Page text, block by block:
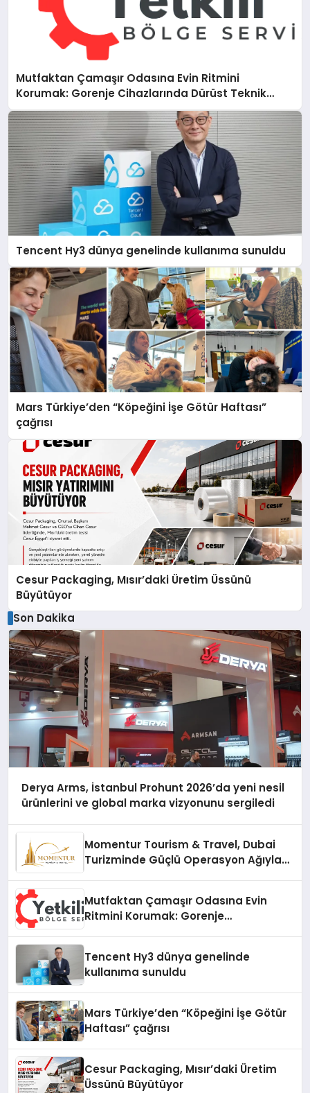
Mutfaktan Çamaşır Odasına Evin Ritmini
Korumak: Gorenje Cihazlarında Dürüst Teknik
Destek Deneyimi
Tencent Hy3 dünya genelinde kullanıma sunuldu
Mars Türkiye’den “Köpeğini İşe Götür Haftası”
çağrısı
Cesur Packaging, Mısır’daki Üretim Üssünü
Büyütüyor
Son Dakika
Derya Arms, İstanbul Prohunt 2026’da yeni nesil
ürünlerini ve global marka vizyonunu sergiledi
Momentur Tourism & Travel, Dubai
Turizminde Güçlü Operasyon Ağıyla
Mutfaktan Çamaşır Odasına Evin
Ritmini Korumak: Gorenje
Tencent Hy3 dünya genelinde
kullanıma sunuldu
Mars Türkiye’den “Köpeğini İşe Götür
Haftası” çağrısı
Cesur Packaging, Mısır’daki Üretim
Üssünü Büyütüyor